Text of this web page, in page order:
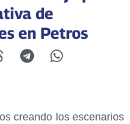
de
en Petros
creando los escenarios